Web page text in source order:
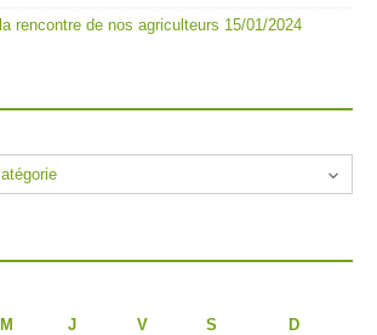
rencontre de nos agriculteurs 15/01/2024
M J V S D